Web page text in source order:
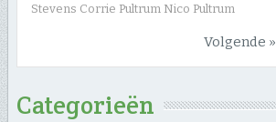
Stevens Corrie Pultrum Nico Pultrum
Volgende »
Categorieën